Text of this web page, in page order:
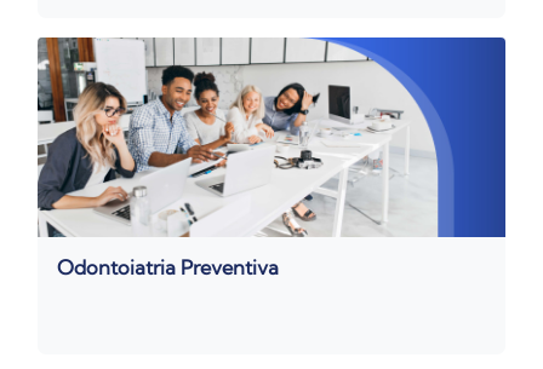
Odontoiatria Preventiva